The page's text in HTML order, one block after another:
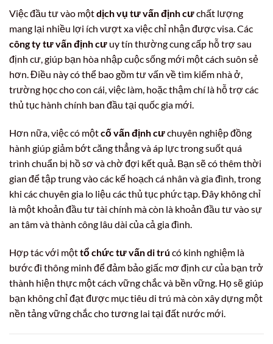
Việc đầu tư vào mộtdịch vụ tư vấn định cưchất lượng
mang lại nhiều lợi ích vượt xa việc chỉ nhận được visa. Các
công ty tư vấn định cư uy tín thường cung cấp hỗ trợ sau
định cư, giúp bạn hòa nhập cuộc sống mới một cách suôn sẻ
hơn. Điều này có thể bao gồm tư vấn về tìm kiếm nhà ở,
trường học cho con cái, việc làm, hoặc thậm chí là hỗ trợ các
thủ tục hành chính ban đầu tại quốc gia mới.
Hơn nữa, việc có mộtcố vấn định cưchuyên nghiệp đồng
hành giúp giảm bớt căng thẳng và áp lực trong suốt quá
trình chuẩn bị hồ sơ và chờ đợi kết quả. Bạn sẽ có thêm thời
gian để tập trung vào các kế hoạch cá nhân và gia đình, trong
khi các chuyên gia lo liệu các thủ tục phức tạp. Đây không chỉ
là một khoản đầu tư tài chính mà còn là khoản đầu tư vào sự
an tâm và thành công lâu dài của cả gia đình.
Hợp tác với mộttổ chức tư vấn di trú có kinh nghiệm là
bước đi thông minh để đảm bảo giấc mơ định cư của bạn trở
thành hiện thực một cách vững chắc và bền vững. Họ sẽ giúp
bạn không chỉ đạt được mục tiêu di trú mà còn xây dựng một
nền tảng vững chắc cho tương lai tại đất nước mới.